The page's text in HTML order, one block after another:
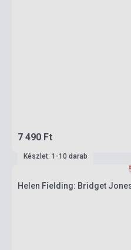
7 490 Ft
Készlet: 1-10 darab
Helen Fielding: Bridget